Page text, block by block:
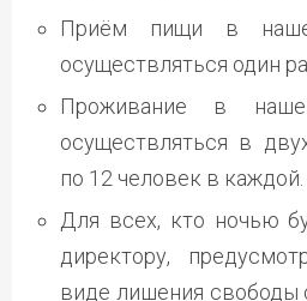
Приём пищи в
осуществляться один
Проживание в
осуществляться в
по 12 человек в
Для всех, кто ночью
директору,
виде лишения свободы